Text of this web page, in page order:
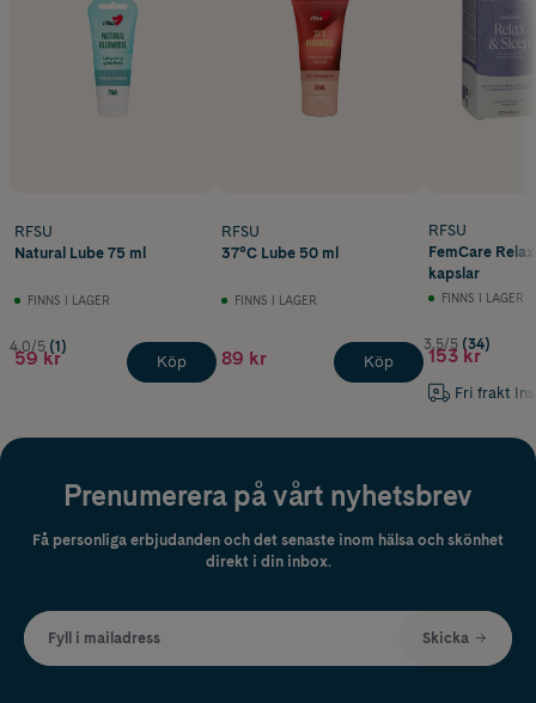
RFSU
Natural Lube 75 ml
FINNS I LAGER
4.0/5 (1)
59 kr Köp
RFSU
37°C Lube 50 ml
FINNS I LAGER
89 kr Köp
RFSU
FemCare
kapslar
FINNS I LAGER
3.5/5 (34)
153 kr
Fri frakt
Prenumerera på vårt nyhetsbrev
Få personliga erbjudanden och det senaste inom hälsa och skönhet
direkt i din inbox.
Fyll i mailadress Skicka